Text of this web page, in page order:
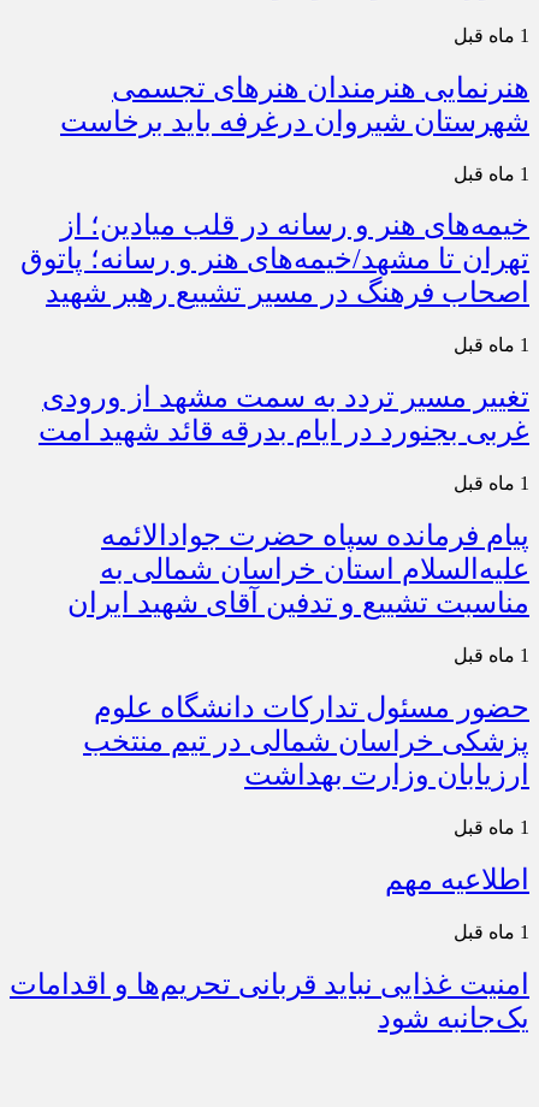
1 ماه قبل
هنرنمایی هنرمندان هنرهای تجسمی
شهرستان شیروان درغرفه باید برخاست
1 ماه قبل
خیمه‌های هنر و رسانه در قلب میادین؛ از
تهران تا مشهد/خیمه‌های هنر و رسانه؛ پاتوق
اصحاب فرهنگ در مسیر تشییع رهبر شهید
1 ماه قبل
تغییر مسیر تردد به سمت مشهد از ورودی
غربی بجنورد در ایام بدرقه قائد شهید امت
1 ماه قبل
پیام فرمانده سپاه حضرت جوادالائمه
علیه‌السلام استان خراسان شمالی به
مناسبت تشییع و تدفین آقای شهید ایران
1 ماه قبل
حضور مسئول تدارکات دانشگاه علوم
پزشکی خراسان شمالی در تیم منتخب
ارزیابان وزارت بهداشت
1 ماه قبل
اطلاعیه مهم
1 ماه قبل
امنیت غذایی نباید قربانی تحریم‌ها و اقدامات
یک‌جانبه شود